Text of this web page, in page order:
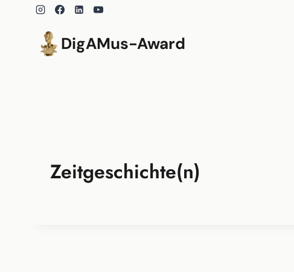
DigAMus-Award
Zeitgeschichte(n)